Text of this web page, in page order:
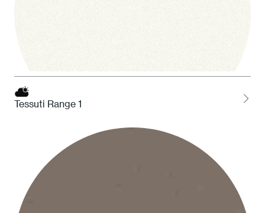
Tessuti Range 1